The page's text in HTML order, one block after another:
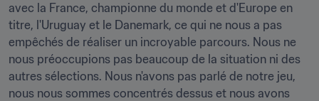
avec la France, championne du monde et d'Europe en
titre, l'Uruguay et le Danemark, ce qui ne nous a pas
empêchés de réaliser un incroyable parcours. Nous ne
nous préoccupions pas beaucoup de la situation ni des
autres sélections. Nous n'avons pas parlé de notre jeu,
nous nous sommes concentrés dessus et nous avons